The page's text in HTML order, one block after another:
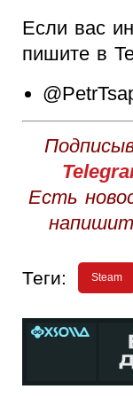
Если вас
пишите в
Есть
Теги: Steam